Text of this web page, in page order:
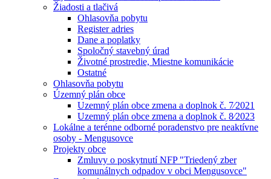
Žiadosti a tlačivá
Ohlasovňa pobytu
Register adries
Dane a poplatky
Spoločný stavebný úrad
Životné prostredie, Miestne komunikácie
Ostatné
Ohlasovňa pobytu
Územný plán obce
Uzemný plán obce zmena a doplnok č. 7⁄2021
Uzemný plán obce zmena a doplnok č. 8⁄2023
Lokálne a terénne odborné poradenstvo pre neaktívne
osoby - Mengusovce
Projekty obce
Zmluvy o poskytnutí NFP "Triedený zber
komunálnych odpadov v obci Mengusovce"